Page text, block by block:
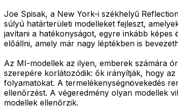
Joe Spisak, a New York-i székhelyű
súlyú határterületi modelleket fejleszt,
javítani a hatékonyságot, egyre inkább
előállni, amely már nagy léptékben is
Az MI-modellek az ilyen, emberek számára
szerepére korlátozódik: ők irányítják, hogy
folyamatokat. A termelékenységnövekedés
ellenőrzést. A végeredmény olyan modellek
modellek ellenőrzik.